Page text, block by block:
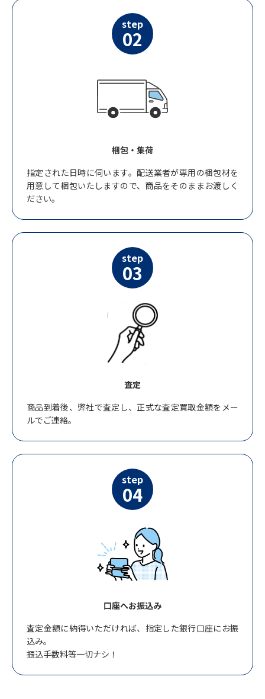
step
02
梱包・集荷
指定された日時に伺います。配送業者が専用の梱包材を
用意して梱包いたしますので、商品をそのままお渡しく
ださい。
step
03
査定
商品到着後、弊社で査定し、正式な査定買取金額をメー
ルでご連絡。
step
04
口座へお振込み
査定金額に納得いただければ、指定した銀行口座にお振
込み。
振込手数料等一切ナシ！